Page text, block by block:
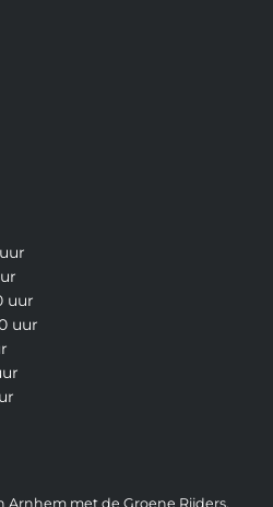
uur
uur
Arnhem met de Groene Rijders,